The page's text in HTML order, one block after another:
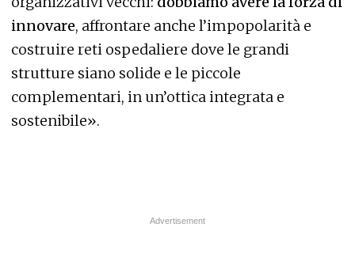
innovare, affrontare anche l’impopolarità e
costruire reti ospedaliere dove le grandi
strutture siano solide e le piccole
complementari, in un’ottica integrata e
sostenibile».